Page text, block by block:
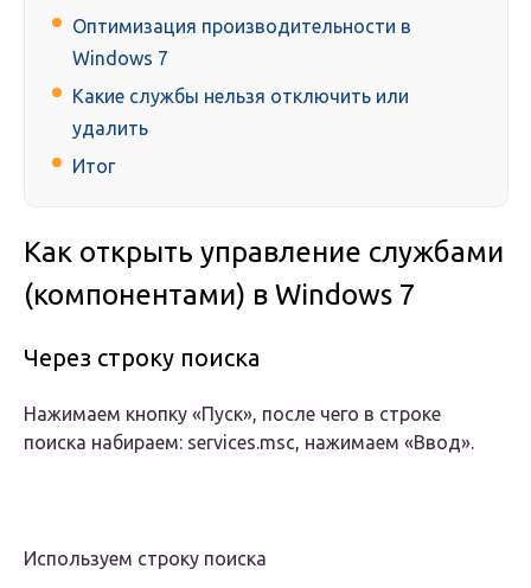
Оптимизация производительности в
Windows 7
Какие службы нельзя отключить или
удалить
Итог
Как открыть управление службами
(компонентами) в Windows 7
Через строку поиска
Нажимаем кнопку «Пуск», после чего в строке
поиска набираем: services.msc, нажимаем «Ввод».
Используем строку поиска